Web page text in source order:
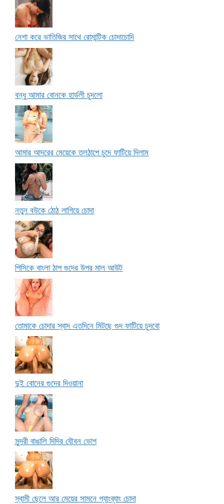
নেশা করে ভাতিজির সাথে রোমান্টিক চোদাচোদি
বন্ধু আমার বোনকে হার্ডলী চুদলো
আমার আদরের মেয়েকে তলঠাপে চুদে ফাটিয়ে দিলাম
নতুন বউকে ঠোঠ লাগিয়ে চোদা
পিসিকে বাংলা ঠাপ গুদের উপর মাল আউট
তোমাকে চোদার স্বাদ এতদিনে মিটছে গুদ ফাটিয়ে চুদবো
দুই বোনের গুদের দিওয়ানা
সুন্দরী বাঙালি দিদির যৌবন ভোগ
স্বামী ছেলে আর মেয়ের সামনে গ্যাংব্যাং চোদা